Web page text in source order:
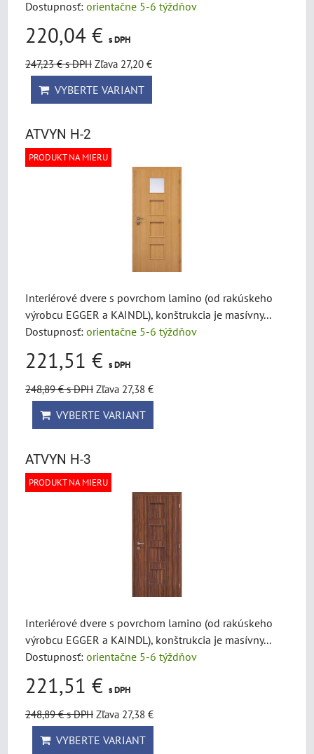
Dostupnosť: orientačne 5-6 týždňov
220,04 € s DPH
247,23 €s DPH Zľava 27,20 €
VYBERTE VARIANT
ATVYN H-2
PRODUKT NA MIERU
Interiérové dvere s povrchom lamino (od rakúskeho
výrobcu EGGER a KAINDL), konštrukcia je masívny...
Dostupnosť: orientačne 5-6 týždňov
221,51 € s DPH
248,89 €s DPH Zľava 27,38 €
VYBERTE VARIANT
ATVYN H-3
PRODUKT NA MIERU
Interiérové dvere s povrchom lamino (od rakúskeho
výrobcu EGGER a KAINDL), konštrukcia je masívny...
Dostupnosť: orientačne 5-6 týždňov
221,51 € s DPH
248,89 €s DPH Zľava 27,38 €
VYBERTE VARIANT